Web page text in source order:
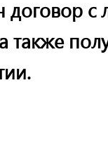
договор с
также